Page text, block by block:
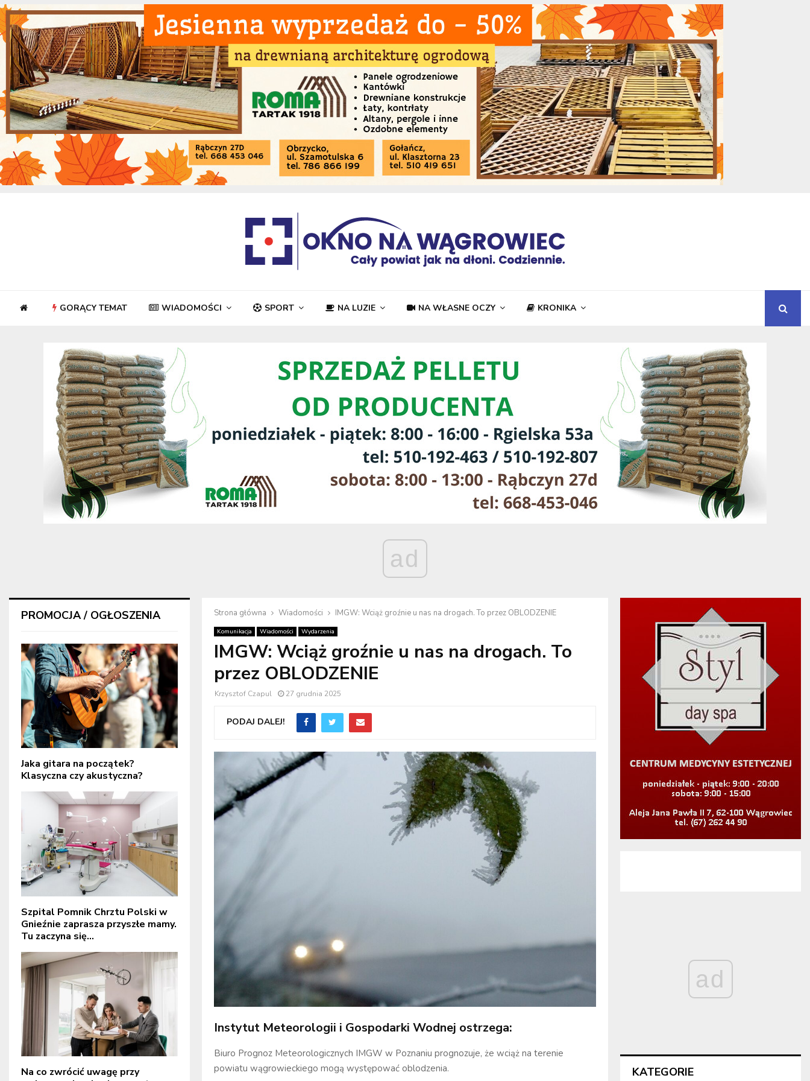
GORĄCY TEMAT WIADOMOŚCI SPORT NA LUZIE NA WŁASNE OCZY KRONIKA
ad
Strona główna Wiadomości IMGW: Wciąż groźnie u nas na drogach. To przez OBLODZENIE
Komunikacja Wiadomości Wydarzenia
IMGW: Wciąż groźnie u nas na drogach. To
przez OBLODZENIE
Krzysztof Czapul 27 grudnia 2025
PODAJ DALEJ!
Instytut Meteorologii i Gospodarki Wodnej ostrzega:
Biuro Prognoz Meteorologicznych IMGW w Poznaniu prognozuje, że wciąż na terenie
powiatu wągrowieckiego mogą występować oblodzenia.
PROMOCJA / OGŁOSZENIA
Jaka gitara na początek?
Klasyczna czy akustyczna?
Szpital Pomnik Chrztu Polski w
Gnieźnie zaprasza przyszłe mamy.
Tu zaczyna się...
Na co zwrócić uwagę przy
ad
KATEGORIE